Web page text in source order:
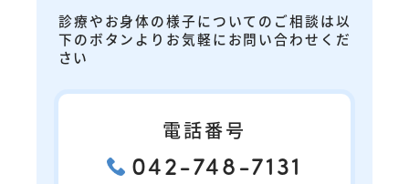
診療やお身体の様子についてのご相談は以
下のボタンよりお気軽にお問い合わせくだ
さい
電話番号
042-748-7131